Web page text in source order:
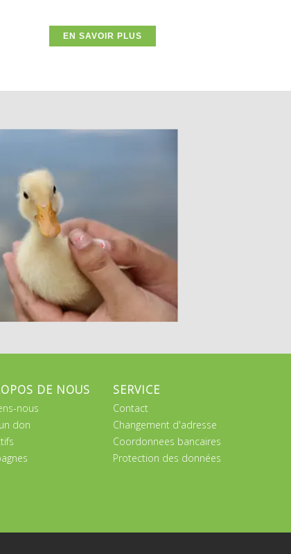
EN SAVOIR PLUS
DE NOUS
nous
don
SERVICE
Contact
Changement d'adresse
Coordonnees bancaires
Protection des données